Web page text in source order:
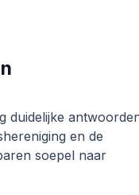
duidelijke
en de
soepel naar